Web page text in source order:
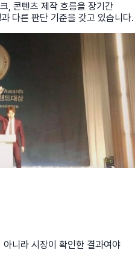
, 콘텐츠 제작 흐름을 장기간
다른 판단 기준을 갖고 있습니다.
니라 시장이 확인한 결과여야